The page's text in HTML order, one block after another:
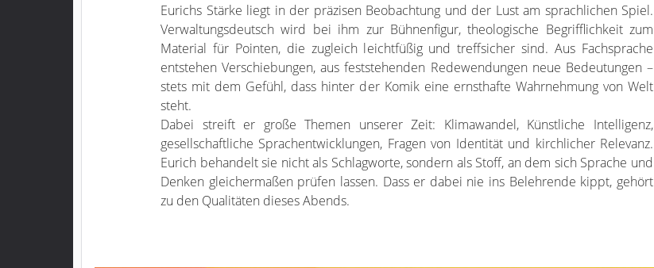
Eurichs Stärke liegt in der präzisen Beobachtung und der Lust am sprachlichen Spiel.
Verwaltungsdeutsch wird bei ihm zur Bühnenfigur, theologische Begrifflichkeit zum
Material für Pointen, die zugleich leichtfüßig und treffsicher sind. Aus Fachsprache
entstehen Verschiebungen, aus feststehenden Redewendungen neue Bedeutungen –
stets mit dem Gefühl, dass hinter der Komik eine ernsthafte Wahrnehmung von Welt
steht.
Dabei streift er große Themen unserer Zeit: Klimawandel, Künstliche Intelligenz,
gesellschaftliche Sprachentwicklungen, Fragen von Identität und kirchlicher Relevanz.
Eurich behandelt sie nicht als Schlagworte, sondern als Stoff, an dem sich Sprache und
Denken gleichermaßen prüfen lassen. Dass er dabei nie ins Belehrende kippt, gehört
zu den Qualitäten dieses Abends.